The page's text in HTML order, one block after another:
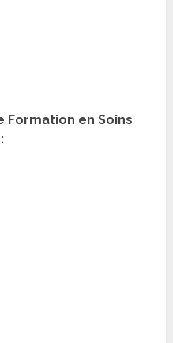
Formation en Soins
: